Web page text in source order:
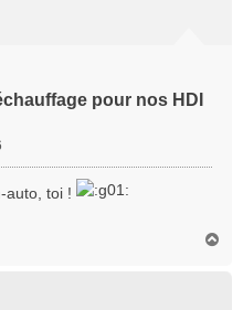
pour nos HDI
auto, toi !